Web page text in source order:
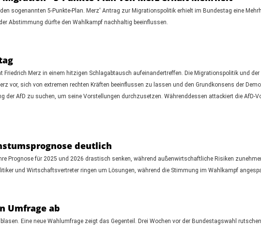
sogenannten 5-Punkte-Plan. Merz' Antrag zur Migrationspolitik erhielt im Bundestag eine
Abstimmung dürfte den Wahlkampf nachhaltig beeinflussen.
Merz in einem hitzigen Schlagabtausch aufeinandertreffen. Die Migrationspolitik und
vor, sich von extremen rechten Kräften beeinflussen zu lassen und den Grundkonsens der
AfD zu suchen, um seine Vorstellungen durchzusetzen. Währenddessen attackiert die AfD-
deutlich
Prognose für 2025 und 2026 drastisch senken, während außenwirtschaftliche Risiken
und Wirtschaftsvertreter ringen um Lösungen, während die Stimmung im Wahlkampf
Umfrage ab
Eine neue Wahlumfrage zeigt das Gegenteil. Drei Wochen vor der Bundestagswahl